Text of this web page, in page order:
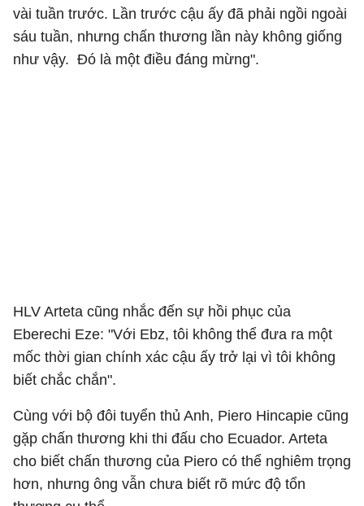
vài tuần trước. Lần trước cậu ấy đã phải ngồi ngoài
sáu tuần, nhưng chấn thương lần này không giống
như vậy. Đó là một điều đáng mừng".
HLV Arteta cũng nhắc đến sự hồi phục của
Eberechi Eze: "Với Ebz, tôi không thể đưa ra một
mốc thời gian chính xác cậu ấy trở lại vì tôi không
biết chắc chắn".
Cùng với bộ đôi tuyển thủ Anh, Piero Hincapie cũng
gặp chấn thương khi thi đấu cho Ecuador. Arteta
cho biết chấn thương của Piero có thể nghiêm trọng
hơn, nhưng ông vẫn chưa biết rõ mức độ tổn